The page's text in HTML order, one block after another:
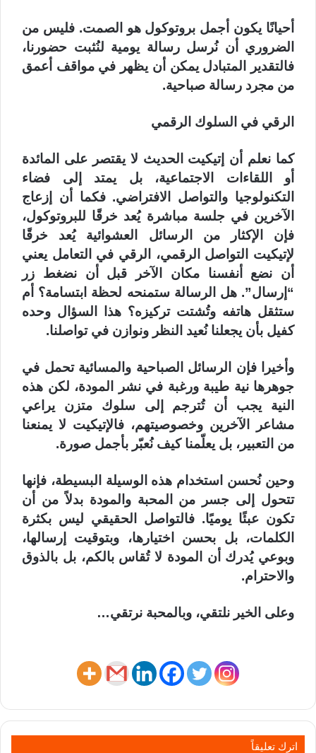
أحيانًا يكون أجمل بروتوكول هو الصمت. فليس من
الضروري أن نُرسل رسالة يومية لنُثبت حضورنا،
فالتقدير المتبادل يمكن أن يظهر في مواقف أعمق
من مجرد رسالة صباحية.
الرقي في السلوك الرقمي
كما نعلم أن إتيكيت الحديث لا يقتصر على المائدة
أو اللقاءات الاجتماعية، بل يمتد إلى فضاء
التكنولوجيا والتواصل الافتراضي. فكما أن إزعاج
الآخرين في جلسة مباشرة يُعد خرقًا للبروتوكول،
فإن الإكثار من الرسائل العشوائية يُعد خرقًا
لإتيكيت التواصل الرقمي، الرقي في التعامل يعني
أن نضع أنفسنا مكان الآخر قبل أن نضغط زر
“إرسال”. هل الرسالة ستمنحه لحظة ابتسامة؟ أم
ستثقل هاتفه وتُشتت تركيزه؟ هذا السؤال وحده
كفيل بأن يجعلنا نُعيد النظر ونوازن في تواصلنا.
وأخيرا فإن الرسائل الصباحية والمسائية تحمل في
جوهرها نية طيبة ورغبة في نشر المودة، لكن هذه
النية يجب أن تُترجم إلى سلوك متزن يراعي
مشاعر الآخرين وخصوصيتهم، فالإتيكيت لا يمنعنا
من التعبير، بل يعلّمنا كيف نُعبّر بأجمل صورة.
وحين نُحسن استخدام هذه الوسيلة البسيطة، فإنها
تتحول إلى جسر من المحبة والمودة بدلاً من أن
تكون عبئًا يوميًا. فالتواصل الحقيقي ليس بكثرة
الكلمات، بل بحسن اختيارها، وبتوقيت إرسالها،
وبوعي يُدرك أن المودة لا تُقاس بالكم، بل بالذوق
والاحترام.
وعلى الخير نلتقي، وبالمحبة نرتقي…
اترك تعليقاً